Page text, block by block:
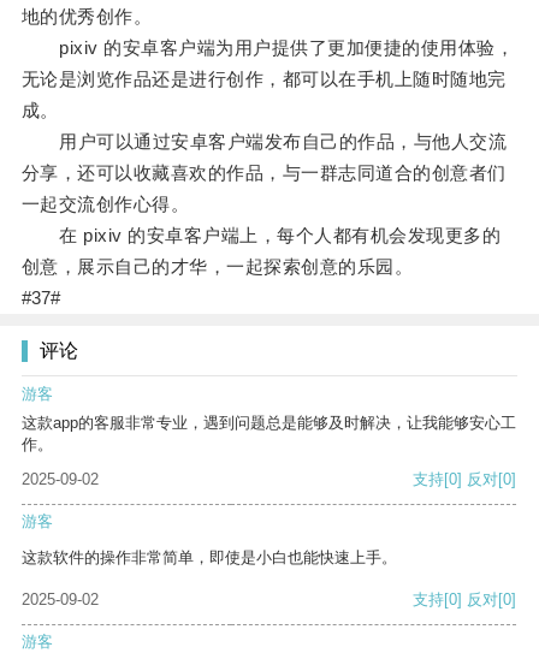
地的优秀创作。
pixiv 的安卓客户端为用户提供了更加便捷的使用体验，
无论是浏览作品还是进行创作，都可以在手机上随时随地完
成。
用户可以通过安卓客户端发布自己的作品，与他人交流
分享，还可以收藏喜欢的作品，与一群志同道合的创意者们
一起交流创作心得。
在 pixiv 的安卓客户端上，每个人都有机会发现更多的
创意，展示自己的才华，一起探索创意的乐园。
#37#
评论
游客
这款app的客服非常专业，遇到问题总是能够及时解决，让我能够安心工
作。
2025-09-02
支持[0] 反对[0]
游客
这款软件的操作非常简单，即使是小白也能快速上手。
2025-09-02 支持[0] 反对[0]
游客